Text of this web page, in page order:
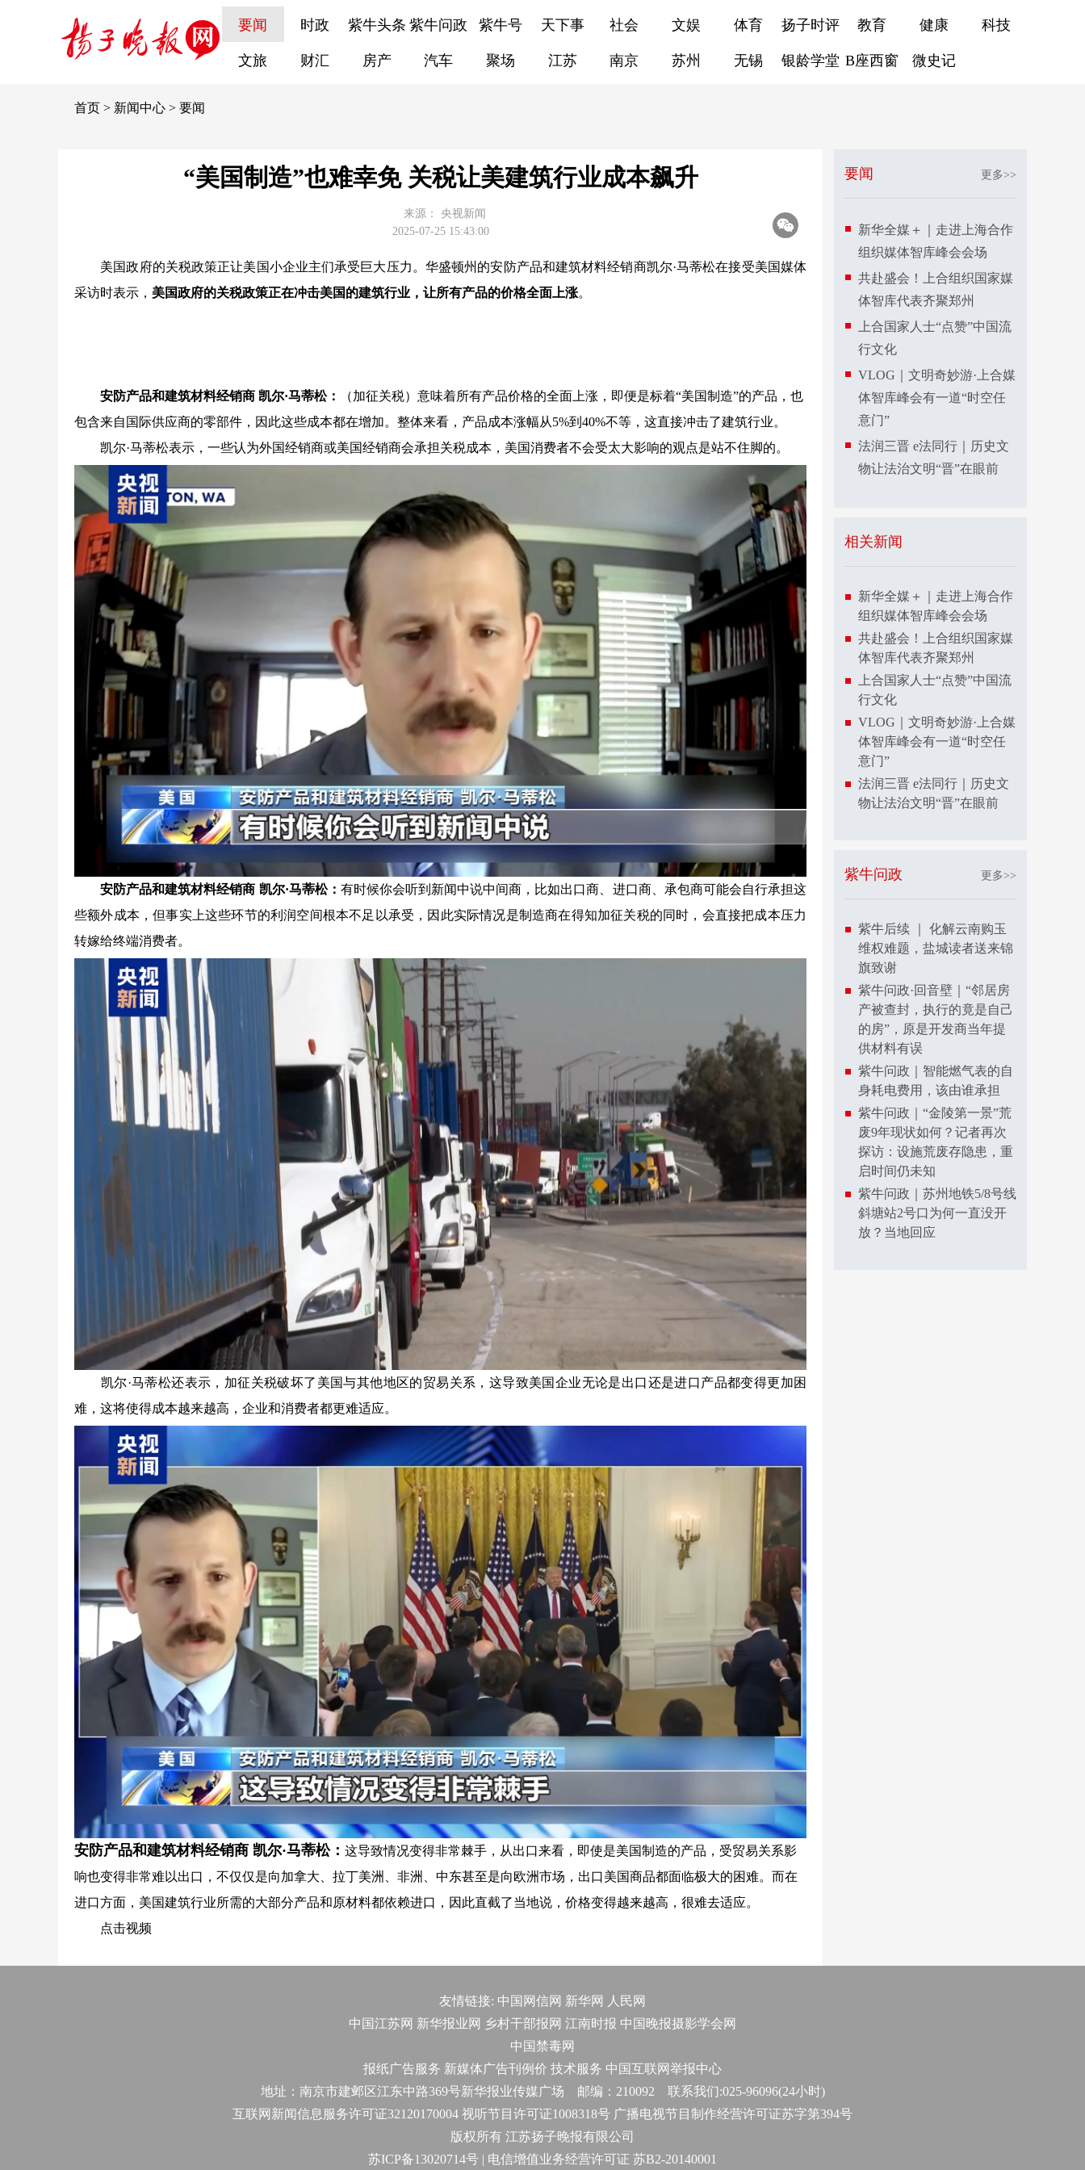
要闻 时政 紫牛头条 紫牛问政 紫牛号 天下事 社会 文娱 体育 扬子时评 教育 健康 科技
文旅 财汇 房产 汽车 聚场 江苏 南京 苏州 无锡 银龄学堂 B座西窗 微史记
首页 > 新闻中心 > 要闻
“美国制造”也难幸免 关税让美建筑行业成本飙升
来源：
央视新闻
2025-07-25 15:43:00
美国政府的关税政策正让美国小企业主们承受巨大压力。华盛顿州的安防产品和建筑材料经销商凯尔·马蒂松在接受美国媒体
采访时表示， 美国政府的关税政策正在冲击美国的建筑行业，让所有产品的价格全面上涨。
安防产品和建筑材料经销商 凯尔·马蒂松：
（加征关税）意味着所有产品价格的全面上涨，即便是标着“美国制造”的产品，也
包含来自国际供应商的零部件，因此这些成本都在增加。整体来看，产品成本涨幅从5%到40%不等，这直接冲击了建筑行业。
凯尔·马蒂松表示，一些认为外国经销商或美国经销商会承担关税成本，美国消费者不会受太大影响的观点是站不住脚的。
安防产品和建筑材料经销商 凯尔·马蒂松： 有时候你会听到新闻中说中间商，比如出口商、进口商、承包商可能会自行承担这
些额外成本，但事实上这些环节的利润空间根本不足以承受，因此实际情况是制造商在得知加征关税的同时，会直接把成本压力
转嫁给终端消费者。
凯尔·马蒂松还表示，加征关税破坏了美国与其他地区的贸易关系，这导致美国企业无论是出口还是进口产品都变得更加困
难，这将使得成本越来越高，企业和消费者都更难适应。
安防产品和建筑材料经销商 凯尔·马蒂松： 这导致情况变得非常棘手，从出口来看，即使是美国制造的产品，受贸易关系影
响也变得非常难以出口，不仅仅是向加拿大、拉丁美洲、非洲、中东甚至是向欧洲市场，出口美国商品都面临极大的困难。而在
进口方面，美国建筑行业所需的大部分产品和原材料都依赖进口，因此直截了当地说，价格变得越来越高，很难去适应。
点击视频
要闻 更多>>
新华全媒＋｜走进上海合作
组织媒体智库峰会会场
共赴盛会！上合组织国家媒
体智库代表齐聚郑州
上合国家人士“点赞”中国流
行文化
VLOG｜文明奇妙游·上合媒
体智库峰会有一道“时空任
意门”
法润三晋 e法同行｜历史文
物让法治文明“晋”在眼前
相关新闻
新华全媒＋｜走进上海合作
组织媒体智库峰会会场
共赴盛会！上合组织国家媒
体智库代表齐聚郑州
上合国家人士“点赞”中国流
行文化
VLOG｜文明奇妙游·上合媒
体智库峰会有一道“时空任
意门”
法润三晋 e法同行｜历史文
物让法治文明“晋”在眼前
紫牛问政 更多>>
紫牛后续 ｜ 化解云南购玉
维权难题，盐城读者送来锦
旗致谢
紫牛问政·回音壁｜“邻居房
产被查封，执行的竟是自己
的房”，原是开发商当年提
供材料有误
紫牛问政｜智能燃气表的自
身耗电费用，该由谁承担
紫牛问政｜“金陵第一景”荒
废9年现状如何？记者再次
探访：设施荒废存隐患，重
启时间仍未知
紫牛问政｜苏州地铁5/8号线
斜塘站2号口为何一直没开
放？当地回应
友情链接: 中国网信网 新华网
人民网
中国江苏网 新华报业网 乡村干部报网 江南时报 中国晚报摄影学会网
中国禁毒网
报纸广告服务 新媒体广告刊例价 技术服务 中国互联网举报中心
地址：南京市建邺区江东中路369号新华报业传媒广场 邮编：210092 联系我们:025-96096(24小时)
互联网新闻信息服务许可证32120170004 视听节目许可证1008318号 广播电视节目制作经营许可证苏字第394号
版权所有 江苏扬子晚报有限公司
苏ICP备13020714号 | 电信增值业务经营许可证 苏B2-20140001